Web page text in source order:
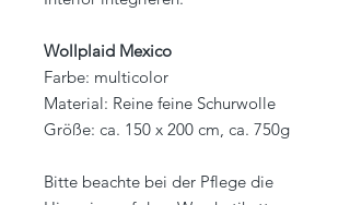
Wollplaid Mexico
Farbe: multicolor
Material: Reine feine Schurwolle
Größe: ca. 150 x 200 cm, ca. 750g
Bitte beachte bei der Pflege die